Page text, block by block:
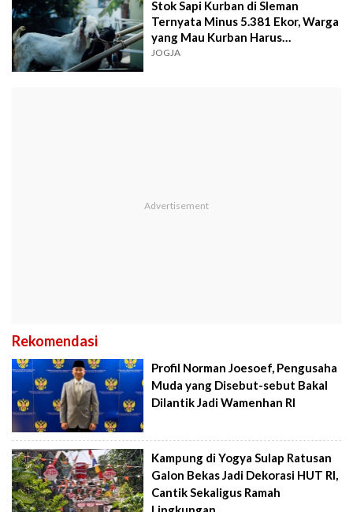
Stok Sapi Kurban di Sleman
Ternyata Minus 5.381 Ekor, Warga
yang Mau Kurban Harus
Bagaimana?
JOGJA
Rekomendasi
Profil Norman Joesoef, Pengusaha
Muda yang Disebut-sebut Bakal
Dilantik Jadi Wamenhan RI
Kampung di Yogya Sulap Ratusan
Galon Bekas Jadi Dekorasi HUT RI,
Cantik Sekaligus Ramah